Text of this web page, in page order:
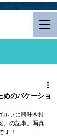
めのバケーショ
ルフに興味を持
、の記事。写真
す！